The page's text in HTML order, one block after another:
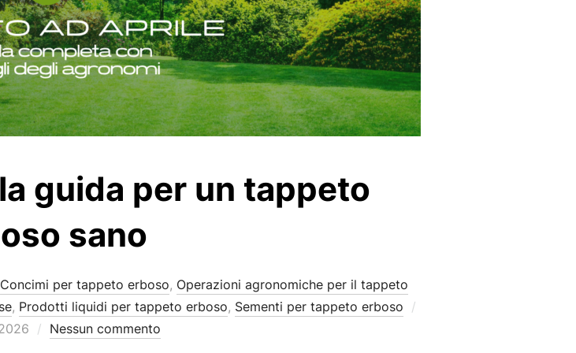
guida per un tappeto
sano
Concimi per tappeto erboso, Operazioni agronomiche per il tappeto
, Prodotti liquidi per tappeto erboso, Sementi per tappeto erboso
Nessun commento